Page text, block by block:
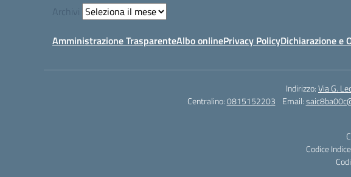
Archivi
Amministrazione TrasparenteAlbo onlinePrivacy PolicyDichiarazione e
Indirizzo:Via G.
Centralino:0815152203 Email:
Codice